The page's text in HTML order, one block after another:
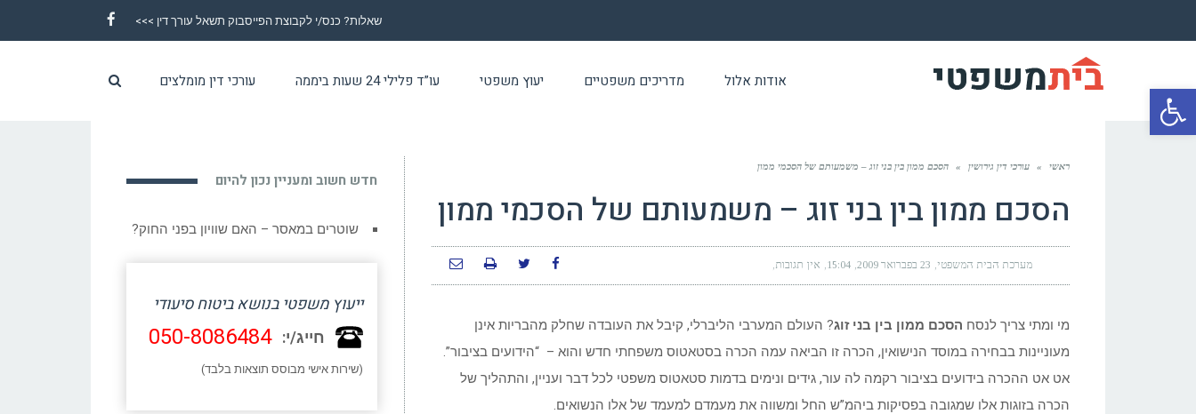
פתח סרגל נגישות
שאלות? כנס/י לקבוצת הפייסבוק תשאל עורך דין >>>
Facebook
אודות אלול מדריכים משפטיים יעוץ משפטי עו”ד פלילי 24 שעות ביממה עורכי דין מומלצים
ראשי » עורכי דין גירושין » הסכם ממון בין בני זוג – משמעותם של הסכמי ממון
הסכם ממון בין בני זוג – משמעותם של הסכמי ממון
מערכת הבית המשפטי 23 בפברואר 2009 15:04 אין תגובות
מי ומתי צריך לנסח הסכם ממון בין בני זוג? העולם המערבי הליברלי, קיבל את העובדה שחלק מהבריות אינן
מעוניינות בבחירה במוסד הנישואין, הכרה זו הביאה עמה הכרה בסטאטוס משפחתי חדש והוא – “הידועים בציבור”.
אט אט ההכרה בידועים בציבור רקמה לה עור, גידים ונימים בדמות סטאטוס משפטי לכל דבר ועניין, והתהליך של
הכרה בזוגות אלו שמגובה בפסיקות ביהמ”ש החל ומשווה את מעמדם למעמד של אלו הנשואים.
חדש חשוב ומעניין נכון להיום
שוטרים במאסר – האם שוויון בפני החוק?
ייעוץ משפטי בנושא ביטוח סיעודי
חייג/י: 050-8086484
(שירות אישי מבוסס תוצאות בלבד)